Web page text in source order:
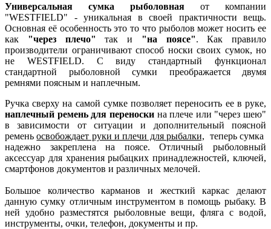
Универсальная сумка рыболовная от компании
"WESTFIELD" - уникальная в своей практичности вещь.
Основная её особенность это то что рыболов может носить ее
как "через плечо" так и "на поясе". Как правило
производители ограничивают способ носки своих сумок, но
не WESTFIELD. С виду стандартный функционал
стандартной рыболовной сумки преображается двумя
ремнями поясным и наплечным.
Ручка сверху на самой сумке позволяет переносить ее в руке,
наплечный ремень для переноски на плече или "через шею"
в зависимости от ситуации и дополнительный поясной
ременьосвобождает руки и плечи для рыбалки, теперь сумка
надежно закреплена на поясе. Отличный рыболовный
аксессуар для хранения рыбацких принадлежностей, ключей,
смартфонов документов и различных мелочей.
Большое количество карманов и жесткий каркас делают
данную сумку отличным инструментом в помощь рыбаку. В
ней удобно разместятся рыболовные вещи, фляга с водой,
инструменты, очки, телефон, документы и пр.